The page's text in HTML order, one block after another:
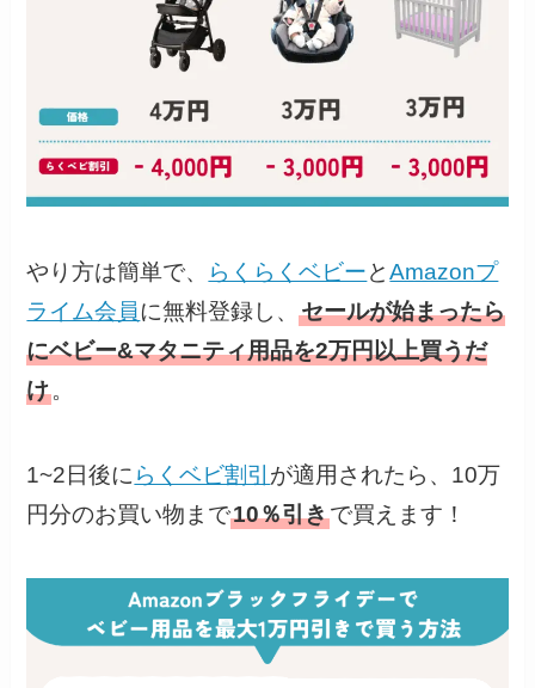
やり方は簡単で、 らくらくベビーとAmazonプ
ライム会員に無料登録し、セールが始まったら
にベビー&マタニティ用品を2万円以上買うだ
け。
1~2日後に らくベビ割引 が適用されたら、10万
円分のお買い物まで10％引きで買えます！